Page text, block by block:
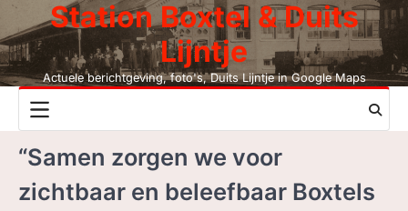
Skip
to
content
Station Boxtel & Duits
Lijntje
Actuele berichtgeving, foto's, Duits Lijntje in Google Maps
DUITS LIJNTJE
STATION BOXTEL
“Samen zorgen we voor
zichtbaar en beleefbaar Boxtels